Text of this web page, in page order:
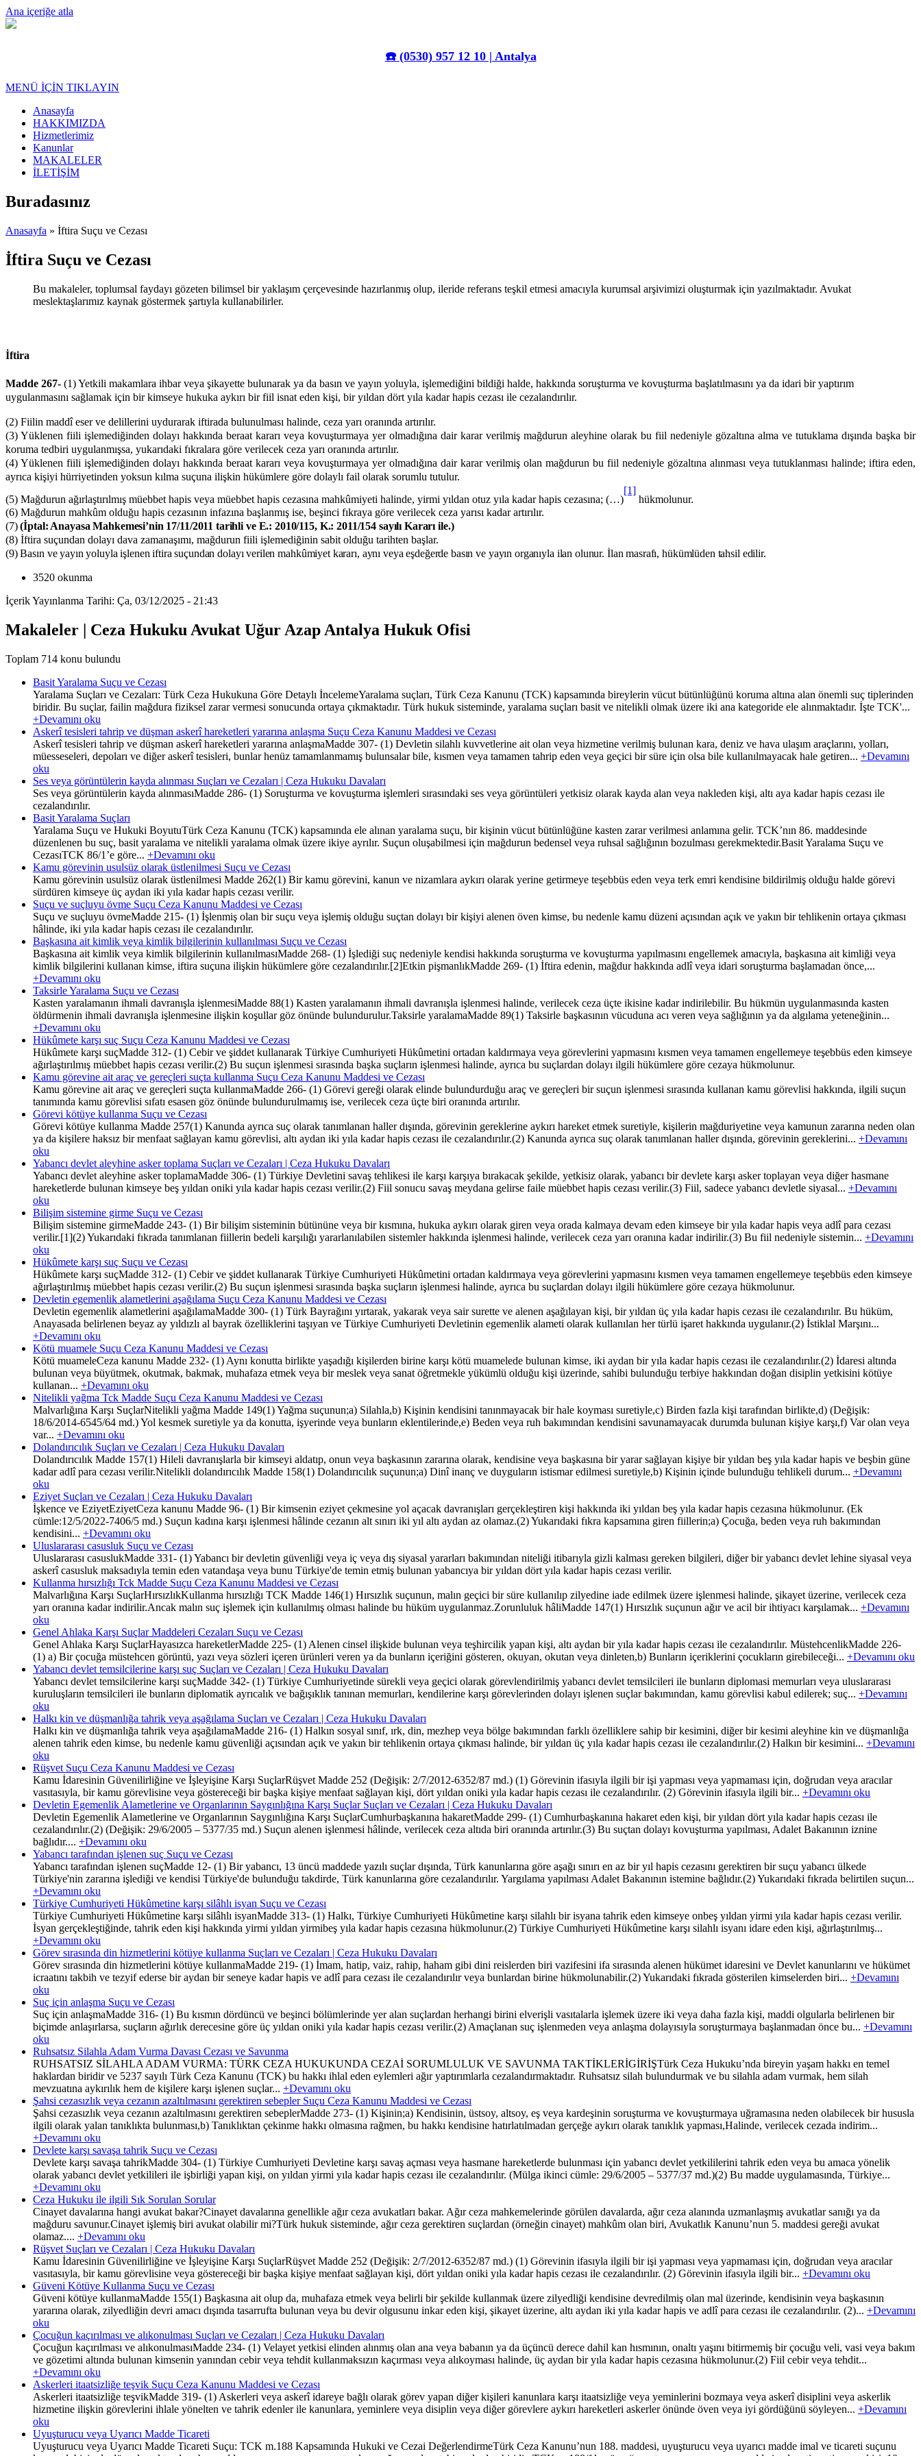
Ana içeriğe atla
☎️ (0530) 957 12 10 | Antalya
MENÜ İÇİN TIKLAYIN
Anasayfa
HAKKIMIZDA
Hizmetlerimiz
Kanunlar
MAKALELER
İLETİŞİM
Buradasınız
Anasayfa » İftira Suçu ve Cezası
İftira Suçu ve Cezası
Bu makaleler, toplumsal faydayı gözeten bilimsel bir yaklaşım çerçevesinde hazırlanmış olup, ileride referans teşkil etmesi amacıyla kurumsal arşivimizi oluşturmak için yazılmaktadır. Avukat
meslektaşlarımız kaynak göstermek şartıyla kullanabilirler.
İftira
Madde 267- (1) Yetkili makamlara ihbar veya şikayette bulunarak ya da basın ve yayın yoluyla, işlemediğini bildiği halde, hakkında soruşturma ve kovuşturma başlatılmasını ya da idari bir yaptırım
uygulanmasını sağlamak için bir kimseye hukuka aykırı bir fiil isnat eden kişi, bir yıldan dört yıla kadar hapis cezası ile cezalandırılır.
(2) Fiilin maddî eser ve delillerini uydurarak iftirada bulunulması halinde, ceza yarı oranında artırılır.
(3) Yüklenen fiili işlemediğinden dolayı hakkında beraat kararı veya kovuşturmaya yer olmadığına dair karar verilmiş mağdurun aleyhine olarak bu fiil nedeniyle gözaltına alma ve tutuklama dışında başka bir
koruma tedbiri uygulanmışsa, yukarıdaki fıkralara göre verilecek ceza yarı oranında artırılır.
(4) Yüklenen fiili işlemediğinden dolayı hakkında beraat kararı veya kovuşturmaya yer olmadığına dair karar verilmiş olan mağdurun bu fiil nedeniyle gözaltına alınması veya tutuklanması halinde; iftira eden,
ayrıca kişiyi hürriyetinden yoksun kılma suçuna ilişkin hükümlere göre dolaylı fail olarak sorumlu tutulur.
(5) Mağdurun ağırlaştırılmış müebbet hapis veya müebbet hapis cezasına mahkûmiyeti halinde, yirmi yıldan otuz yıla kadar hapis cezasına; (…)
[1]
hükmolunur.
(6) Mağdurun mahkûm olduğu hapis cezasının infazına başlanmış ise, beşinci fıkraya göre verilecek ceza yarısı kadar artırılır.
(7)(İptal: Anayasa Mahkemesi’nin 17/11/2011 tarihli ve E.: 2010/115, K.: 2011/154 sayılı Kararı ile.)
(8) İftira suçundan dolayı dava zamanaşımı, mağdurun fiili işlemediğinin sabit olduğu tarihten başlar.
(9) Basın ve yayın yoluyla işlenen iftira suçundan dolayı verilen mahkûmiyet kararı, aynı veya eşdeğerde basın ve yayın organıyla ilan olunur. İlan masrafı, hükümlüden tahsil edilir.
3520 okunma
İçerik Yayınlanma Tarihi: Ça, 03/12/2025 - 21:43
Makaleler | Ceza Hukuku Avukat Uğur Azap Antalya Hukuk Ofisi
Toplam 714 konu bulundu
Basit Yaralama Suçu ve Cezası
Yaralama Suçları ve Cezaları: Türk Ceza Hukukuna Göre Detaylı İncelemeYaralama suçları, Türk Ceza Kanunu (TCK) kapsamında bireylerin vücut bütünlüğünü koruma altına alan önemli suç tiplerinden
biridir. Bu suçlar, failin mağdura fiziksel zarar vermesi sonucunda ortaya çıkmaktadır. Türk hukuk sisteminde, yaralama suçları basit ve nitelikli olmak üzere iki ana kategoride ele alınmaktadır. İşte TCK'...
+Devamını oku
Askerî tesisleri tahrip ve düşman askerî hareketleri yararına anlaşma Suçu Ceza Kanunu Maddesi ve Cezası
Askerî tesisleri tahrip ve düşman askerî hareketleri yararına anlaşmaMadde 307- (1) Devletin silahlı kuvvetlerine ait olan veya hizmetine verilmiş bulunan kara, deniz ve hava ulaşım araçlarını, yolları,
müesseseleri, depoları ve diğer askerî tesisleri, bunlar henüz tamamlanmamış bulunsalar bile, kısmen veya tamamen tahrip eden veya geçici bir süre için olsa bile kullanılmayacak hale getiren... +Devamını
oku
Ses veya görüntülerin kayda alınması Suçları ve Cezaları | Ceza Hukuku Davaları
Ses veya görüntülerin kayda alınmasıMadde 286- (1) Soruşturma ve kovuşturma işlemleri sırasındaki ses veya görüntüleri yetkisiz olarak kayda alan veya nakleden kişi, altı aya kadar hapis cezası ile
cezalandırılır.
Basit Yaralama Suçları
Yaralama Suçu ve Hukuki BoyutuTürk Ceza Kanunu (TCK) kapsamında ele alınan yaralama suçu, bir kişinin vücut bütünlüğüne kasten zarar verilmesi anlamına gelir. TCK’nın 86. maddesinde
düzenlenen bu suç, basit yaralama ve nitelikli yaralama olmak üzere ikiye ayrılır. Suçun oluşabilmesi için mağdurun bedensel veya ruhsal sağlığının bozulması gerekmektedir.Basit Yaralama Suçu ve
CezasıTCK 86/1’e göre... +Devamını oku
Kamu görevinin usulsüz olarak üstlenilmesi Suçu ve Cezası
Kamu görevinin usulsüz olarak üstlenilmesi Madde 262(1) Bir kamu görevini, kanun ve nizamlara aykırı olarak yerine getirmeye teşebbüs eden veya terk emri kendisine bildirilmiş olduğu halde görevi
sürdüren kimseye üç aydan iki yıla kadar hapis cezası verilir.
Suçu ve suçluyu övme Suçu Ceza Kanunu Maddesi ve Cezası
Suçu ve suçluyu övmeMadde 215- (1) İşlenmiş olan bir suçu veya işlemiş olduğu suçtan dolayı bir kişiyi alenen öven kimse, bu nedenle kamu düzeni açısından açık ve yakın bir tehlikenin ortaya çıkması
hâlinde, iki yıla kadar hapis cezası ile cezalandırılır.
Başkasına ait kimlik veya kimlik bilgilerinin kullanılması Suçu ve Cezası
Başkasına ait kimlik veya kimlik bilgilerinin kullanılmasıMadde 268- (1) İşlediği suç nedeniyle kendisi hakkında soruşturma ve kovuşturma yapılmasını engellemek amacıyla, başkasına ait kimliği veya
kimlik bilgilerini kullanan kimse, iftira suçuna ilişkin hükümlere göre cezalandırılır.[2]Etkin pişmanlıkMadde 269- (1) İftira edenin, mağdur hakkında adlî veya idari soruşturma başlamadan önce,...
+Devamını oku
Taksirle Yaralama Suçu ve Cezası
Kasten yaralamanın ihmali davranışla işlenmesiMadde 88(1) Kasten yaralamanın ihmali davranışla işlenmesi halinde, verilecek ceza üçte ikisine kadar indirilebilir. Bu hükmün uygulanmasında kasten
öldürmenin ihmali davranışla işlenmesine ilişkin koşullar göz önünde bulundurulur.Taksirle yaralamaMadde 89(1) Taksirle başkasının vücuduna acı veren veya sağlığının ya da algılama yeteneğinin...
+Devamını oku
Hükûmete karşı suç Suçu Ceza Kanunu Maddesi ve Cezası
Hükûmete karşı suçMadde 312- (1) Cebir ve şiddet kullanarak Türkiye Cumhuriyeti Hükûmetini ortadan kaldırmaya veya görevlerini yapmasını kısmen veya tamamen engellemeye teşebbüs eden kimseye
ağırlaştırılmış müebbet hapis cezası verilir.(2) Bu suçun işlenmesi sırasında başka suçların işlenmesi halinde, ayrıca bu suçlardan dolayı ilgili hükümlere göre cezaya hükmolunur.
Kamu görevine ait araç ve gereçleri suçta kullanma Suçu Ceza Kanunu Maddesi ve Cezası
Kamu görevine ait araç ve gereçleri suçta kullanmaMadde 266- (1) Görevi gereği olarak elinde bulundurduğu araç ve gereçleri bir suçun işlenmesi sırasında kullanan kamu görevlisi hakkında, ilgili suçun
tanımında kamu görevlisi sıfatı esasen göz önünde bulundurulmamış ise, verilecek ceza üçte biri oranında artırılır.
Görevi kötüye kullanma Suçu ve Cezası
Görevi kötüye kullanma Madde 257(1) Kanunda ayrıca suç olarak tanımlanan haller dışında, görevinin gereklerine aykırı hareket etmek suretiyle, kişilerin mağduriyetine veya kamunun zararına neden olan
ya da kişilere haksız bir menfaat sağlayan kamu görevlisi, altı aydan iki yıla kadar hapis cezası ile cezalandırılır.(2) Kanunda ayrıca suç olarak tanımlanan haller dışında, görevinin gereklerini... +Devamını
oku
Yabancı devlet aleyhine asker toplama Suçları ve Cezaları | Ceza Hukuku Davaları
Yabancı devlet aleyhine asker toplamaMadde 306- (1) Türkiye Devletini savaş tehlikesi ile karşı karşıya bırakacak şekilde, yetkisiz olarak, yabancı bir devlete karşı asker toplayan veya diğer hasmane
hareketlerde bulunan kimseye beş yıldan oniki yıla kadar hapis cezası verilir.(2) Fiil sonucu savaş meydana gelirse faile müebbet hapis cezası verilir.(3) Fiil, sadece yabancı devletle siyasal... +Devamını
oku
Bilişim sistemine girme Suçu ve Cezası
Bilişim sistemine girmeMadde 243- (1) Bir bilişim sisteminin bütününe veya bir kısmına, hukuka aykırı olarak giren veya orada kalmaya devam eden kimseye bir yıla kadar hapis veya adlî para cezası
verilir.[1](2) Yukarıdaki fıkrada tanımlanan fiillerin bedeli karşılığı yararlanılabilen sistemler hakkında işlenmesi halinde, verilecek ceza yarı oranına kadar indirilir.(3) Bu fiil nedeniyle sistemin... +Devamını
oku
Hükûmete karşı suç Suçu ve Cezası
Hükûmete karşı suçMadde 312- (1) Cebir ve şiddet kullanarak Türkiye Cumhuriyeti Hükûmetini ortadan kaldırmaya veya görevlerini yapmasını kısmen veya tamamen engellemeye teşebbüs eden kimseye
ağırlaştırılmış müebbet hapis cezası verilir.(2) Bu suçun işlenmesi sırasında başka suçların işlenmesi halinde, ayrıca bu suçlardan dolayı ilgili hükümlere göre cezaya hükmolunur.
Devletin egemenlik alametlerini aşağılama Suçu Ceza Kanunu Maddesi ve Cezası
Devletin egemenlik alametlerini aşağılamaMadde 300- (1) Türk Bayrağını yırtarak, yakarak veya sair surette ve alenen aşağılayan kişi, bir yıldan üç yıla kadar hapis cezası ile cezalandırılır. Bu hüküm,
Anayasada belirlenen beyaz ay yıldızlı al bayrak özelliklerini taşıyan ve Türkiye Cumhuriyeti Devletinin egemenlik alameti olarak kullanılan her türlü işaret hakkında uygulanır.(2) İstiklal Marşını...
+Devamını oku
Kötü muamele Suçu Ceza Kanunu Maddesi ve Cezası
Kötü muameleCeza kanunu Madde 232- (1) Aynı konutta birlikte yaşadığı kişilerden birine karşı kötü muamelede bulunan kimse, iki aydan bir yıla kadar hapis cezası ile cezalandırılır.(2) İdaresi altında
bulunan veya büyütmek, okutmak, bakmak, muhafaza etmek veya bir meslek veya sanat öğretmekle yükümlü olduğu kişi üzerinde, sahibi bulunduğu terbiye hakkından doğan disiplin yetkisini kötüye
kullanan... +Devamını oku
Nitelikli yağma Tck Madde Suçu Ceza Kanunu Maddesi ve Cezası
Malvarlığına Karşı SuçlarNitelikli yağma Madde 149(1) Yağma suçunun;a) Silahla,b) Kişinin kendisini tanınmayacak bir hale koyması suretiyle,c) Birden fazla kişi tarafından birlikte,d) (Değişik:
18/6/2014-6545/64 md.) Yol kesmek suretiyle ya da konutta, işyerinde veya bunların eklentilerinde,e) Beden veya ruh bakımından kendisini savunamayacak durumda bulunan kişiye karşı,f) Var olan veya
var... +Devamını oku
Dolandırıcılık Suçları ve Cezaları | Ceza Hukuku Davaları
Dolandırıcılık Madde 157(1) Hileli davranışlarla bir kimseyi aldatıp, onun veya başkasının zararına olarak, kendisine veya başkasına bir yarar sağlayan kişiye bir yıldan beş yıla kadar hapis ve beşbin güne
kadar adlî para cezası verilir.Nitelikli dolandırıcılık Madde 158(1) Dolandırıcılık suçunun;a) Dinî inanç ve duyguların istismar edilmesi suretiyle,b) Kişinin içinde bulunduğu tehlikeli durum... +Devamını
oku
Eziyet Suçları ve Cezaları | Ceza Hukuku Davaları
İşkence ve EziyetEziyetCeza kanunu Madde 96- (1) Bir kimsenin eziyet çekmesine yol açacak davranışları gerçekleştiren kişi hakkında iki yıldan beş yıla kadar hapis cezasına hükmolunur. (Ek
cümle:12/5/2022-7406/5 md.) Suçun kadına karşı işlenmesi hâlinde cezanın alt sınırı iki yıl altı aydan az olamaz.(2) Yukarıdaki fıkra kapsamına giren fiillerin;a) Çocuğa, beden veya ruh bakımından
kendisini... +Devamını oku
Uluslararası casusluk Suçu ve Cezası
Uluslararası casuslukMadde 331- (1) Yabancı bir devletin güvenliği veya iç veya dış siyasal yararları bakımından niteliği itibarıyla gizli kalması gereken bilgileri, diğer bir yabancı devlet lehine siyasal veya
askerî casusluk maksadıyla temin eden vatandaşa veya bunu Türkiye'de temin etmiş bulunan yabancıya bir yıldan dört yıla kadar hapis cezası verilir.
Kullanma hırsızlığı Tck Madde Suçu Ceza Kanunu Maddesi ve Cezası
Malvarlığına Karşı SuçlarHırsızlıkKullanma hırsızlığı TCK Madde 146(1) Hırsızlık suçunun, malın geçici bir süre kullanılıp zilyedine iade edilmek üzere işlenmesi halinde, şikayet üzerine, verilecek ceza
yarı oranına kadar indirilir.Ancak malın suç işlemek için kullanılmış olması halinde bu hüküm uygulanmaz.Zorunluluk hâliMadde 147(1) Hırsızlık suçunun ağır ve acil bir ihtiyacı karşılamak... +Devamını
oku
Genel Ahlaka Karşı Suçlar Maddeleri Cezaları Suçu ve Cezası
Genel Ahlaka Karşı SuçlarHayasızca hareketlerMadde 225- (1) Alenen cinsel ilişkide bulunan veya teşhircilik yapan kişi, altı aydan bir yıla kadar hapis cezası ile cezalandırılır. MüstehcenlikMadde 226-
(1) a) Bir çocuğa müstehcen görüntü, yazı veya sözleri içeren ürünleri veren ya da bunların içeriğini gösteren, okuyan, okutan veya dinleten,b) Bunların içeriklerini çocukların girebileceği... +Devamını oku
Yabancı devlet temsilcilerine karşı suç Suçları ve Cezaları | Ceza Hukuku Davaları
Yabancı devlet temsilcilerine karşı suçMadde 342- (1) Türkiye Cumhuriyetinde sürekli veya geçici olarak görevlendirilmiş yabancı devlet temsilcileri ile bunların diplomasi memurları veya uluslararası
kuruluşların temsilcileri ile bunların diplomatik ayrıcalık ve bağışıklık tanınan memurları, kendilerine karşı görevlerinden dolayı işlenen suçlar bakımından, kamu görevlisi kabul edilerek; suç... +Devamını
oku
Halkı kin ve düşmanlığa tahrik veya aşağılama Suçları ve Cezaları | Ceza Hukuku Davaları
Halkı kin ve düşmanlığa tahrik veya aşağılamaMadde 216- (1) Halkın sosyal sınıf, ırk, din, mezhep veya bölge bakımından farklı özelliklere sahip bir kesimini, diğer bir kesimi aleyhine kin ve düşmanlığa
alenen tahrik eden kimse, bu nedenle kamu güvenliği açısından açık ve yakın bir tehlikenin ortaya çıkması halinde, bir yıldan üç yıla kadar hapis cezası ile cezalandırılır.(2) Halkın bir kesimini... +Devamını
oku
Rüşvet Suçu Ceza Kanunu Maddesi ve Cezası
Kamu İdaresinin Güvenilirliğine ve İşleyişine Karşı SuçlarRüşvet Madde 252 (Değişik: 2/7/2012-6352/87 md.) (1) Görevinin ifasıyla ilgili bir işi yapması veya yapmaması için, doğrudan veya aracılar
vasıtasıyla, bir kamu görevlisine veya göstereceği bir başka kişiye menfaat sağlayan kişi, dört yıldan oniki yıla kadar hapis cezası ile cezalandırılır. (2) Görevinin ifasıyla ilgili bir... +Devamını oku
Devletin Egemenlik Alametlerine ve Organlarının Saygınlığına Karşı Suçlar Suçları ve Cezaları | Ceza Hukuku Davaları
Devletin Egemenlik Alametlerine ve Organlarının Saygınlığına Karşı SuçlarCumhurbaşkanına hakaretMadde 299- (1) Cumhurbaşkanına hakaret eden kişi, bir yıldan dört yıla kadar hapis cezası ile
cezalandırılır.(2) (Değişik: 29/6/2005 – 5377/35 md.) Suçun alenen işlenmesi hâlinde, verilecek ceza altıda biri oranında artırılır.(3) Bu suçtan dolayı kovuşturma yapılması, Adalet Bakanının iznine
bağlıdır.... +Devamını oku
Yabancı tarafından işlenen suç Suçu ve Cezası
Yabancı tarafından işlenen suçMadde 12- (1) Bir yabancı, 13 üncü maddede yazılı suçlar dışında, Türk kanunlarına göre aşağı sınırı en az bir yıl hapis cezasını gerektiren bir suçu yabancı ülkede
Türkiye'nin zararına işlediği ve kendisi Türkiye'de bulunduğu takdirde, Türk kanunlarına göre cezalandırılır. Yargılama yapılması Adalet Bakanının istemine bağlıdır.(2) Yukarıdaki fıkrada belirtilen suçun...
+Devamını oku
Türkiye Cumhuriyeti Hükûmetine karşı silâhlı isyan Suçu ve Cezası
Türkiye Cumhuriyeti Hükûmetine karşı silâhlı isyanMadde 313- (1) Halkı, Türkiye Cumhuriyeti Hükûmetine karşı silahlı bir isyana tahrik eden kimseye onbeş yıldan yirmi yıla kadar hapis cezası verilir.
İsyan gerçekleştiğinde, tahrik eden kişi hakkında yirmi yıldan yirmibeş yıla kadar hapis cezasına hükmolunur.(2) Türkiye Cumhuriyeti Hükûmetine karşı silahlı isyanı idare eden kişi, ağırlaştırılmış...
+Devamını oku
Görev sırasında din hizmetlerini kötüye kullanma Suçları ve Cezaları | Ceza Hukuku Davaları
Görev sırasında din hizmetlerini kötüye kullanmaMadde 219- (1) İmam, hatip, vaiz, rahip, haham gibi dini reislerden biri vazifesini ifa sırasında alenen hükümet idaresini ve Devlet kanunlarını ve hükümet
icraatını takbih ve tezyif ederse bir aydan bir seneye kadar hapis ve adlî para cezası ile cezalandırılır veya bunlardan birine hükmolunabilir.(2) Yukarıdaki fıkrada gösterilen kimselerden biri... +Devamını
oku
Suç için anlaşma Suçu ve Cezası
Suç için anlaşmaMadde 316- (1) Bu kısmın dördüncü ve beşinci bölümlerinde yer alan suçlardan herhangi birini elverişli vasıtalarla işlemek üzere iki veya daha fazla kişi, maddi olgularla belirlenen bir
biçimde anlaşırlarsa, suçların ağırlık derecesine göre üç yıldan oniki yıla kadar hapis cezası verilir.(2) Amaçlanan suç işlenmeden veya anlaşma dolayısıyla soruşturmaya başlanmadan önce bu... +Devamını
oku
Ruhsatsız Silahla Adam Vurma Davası Cezası ve Savunma
RUHSATSIZ SİLAHLA ADAM VURMA: TÜRK CEZA HUKUKUNDA CEZAİ SORUMLULUK VE SAVUNMA TAKTİKLERİGİRİŞTürk Ceza Hukuku’nda bireyin yaşam hakkı en temel
haklardan biridir ve 5237 sayılı Türk Ceza Kanunu (TCK) bu hakkı ihlal eden eylemleri ağır yaptırımlarla cezalandırmaktadır. Ruhsatsız silah bulundurmak ve bu silahla adam vurmak, hem silah
mevzuatına aykırılık hem de kişilere karşı işlenen suçlar... +Devamını oku
Şahsi cezasızlık veya cezanın azaltılmasını gerektiren sebepler Suçu Ceza Kanunu Maddesi ve Cezası
Şahsi cezasızlık veya cezanın azaltılmasını gerektiren sebeplerMadde 273- (1) Kişinin;a) Kendisinin, üstsoy, altsoy, eş veya kardeşinin soruşturma ve kovuşturmaya uğramasına neden olabilecek bir hususla
ilgili olarak yalan tanıklıkta bulunması,b) Tanıklıktan çekinme hakkı olmasına rağmen, bu hakkı kendisine hatırlatılmadan gerçeğe aykırı olarak tanıklık yapması,Halinde, verilecek cezada indirim...
+Devamını oku
Devlete karşı savaşa tahrik Suçu ve Cezası
Devlete karşı savaşa tahrikMadde 304- (1) Türkiye Cumhuriyeti Devletine karşı savaş açması veya hasmane hareketlerde bulunması için yabancı devlet yetkililerini tahrik eden veya bu amaca yönelik
olarak yabancı devlet yetkilileri ile işbirliği yapan kişi, on yıldan yirmi yıla kadar hapis cezası ile cezalandırılır. (Mülga ikinci cümle: 29/6/2005 – 5377/37 md.)(2) Bu madde uygulamasında, Türkiye...
+Devamını oku
Ceza Hukuku ile ilgili Sık Sorulan Sorular
Cinayet davalarına hangi avukat bakar?Cinayet davalarına genellikle ağır ceza avukatları bakar. Ağır ceza mahkemelerinde görülen davalarda, ağır ceza alanında uzmanlaşmış avukatlar sanığı ya da
mağduru savunur.Cinayet işlemiş biri avukat olabilir mi?Türk hukuk sisteminde, ağır ceza gerektiren suçlardan (örneğin cinayet) mahkûm olan biri, Avukatlık Kanunu’nun 5. maddesi gereği avukat
olamaz.... +Devamını oku
Rüşvet Suçları ve Cezaları | Ceza Hukuku Davaları
Kamu İdaresinin Güvenilirliğine ve İşleyişine Karşı SuçlarRüşvet Madde 252 (Değişik: 2/7/2012-6352/87 md.) (1) Görevinin ifasıyla ilgili bir işi yapması veya yapmaması için, doğrudan veya aracılar
vasıtasıyla, bir kamu görevlisine veya göstereceği bir başka kişiye menfaat sağlayan kişi, dört yıldan oniki yıla kadar hapis cezası ile cezalandırılır. (2) Görevinin ifasıyla ilgili bir... +Devamını oku
Güveni Kötüye Kullanma Suçu ve Cezası
Güveni kötüye kullanmaMadde 155(1) Başkasına ait olup da, muhafaza etmek veya belirli bir şekilde kullanmak üzere zilyedliği kendisine devredilmiş olan mal üzerinde, kendisinin veya başkasının
yararına olarak, zilyedliğin devri amacı dışında tasarrufta bulunan veya bu devir olgusunu inkar eden kişi, şikayet üzerine, altı aydan iki yıla kadar hapis ve adlî para cezası ile cezalandırılır. (2)... +Devamını
oku
Çocuğun kaçırılması ve alıkonulması Suçları ve Cezaları | Ceza Hukuku Davaları
Çocuğun kaçırılması ve alıkonulmasıMadde 234- (1) Velayet yetkisi elinden alınmış olan ana veya babanın ya da üçüncü derece dahil kan hısmının, onaltı yaşını bitirmemiş bir çocuğu veli, vasi veya bakım
ve gözetimi altında bulunan kimsenin yanından cebir veya tehdit kullanmaksızın kaçırması veya alıkoyması halinde, üç aydan bir yıla kadar hapis cezasına hükmolunur.(2) Fiil cebir veya tehdit...
+Devamını oku
Askerleri itaatsizliğe teşvik Suçu Ceza Kanunu Maddesi ve Cezası
Askerleri itaatsizliğe teşvikMadde 319- (1) Askerleri veya askerî idareye bağlı olarak görev yapan diğer kişileri kanunlara karşı itaatsizliğe veya yeminlerini bozmaya veya askerî disiplini veya askerlik
hizmetine ilişkin görevlerini ihlale yönelten ve tahrik edenler ile kanunlara, yeminlere veya disiplin veya diğer görevlere aykırı hareketleri askerler önünde öven veya iyi gördüğünü söyleyen... +Devamını
oku
Uyuşturucu veya Uyarıcı Madde Ticareti
Uyuşturucu veya Uyarıcı Madde Ticareti Suçu: TCK m.188 Kapsamında Hukuki ve Cezai DeğerlendirmeTürk Ceza Kanunu’nun 188. maddesi, uyuşturucu veya uyarıcı madde imal ve ticareti suçunu